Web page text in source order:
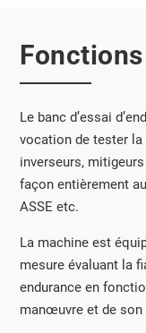
Le banc d’essai
vocation de tester la
inverseurs,
façon entièrement
ASSE etc.
La machine est
mesure évaluant la
endurance en
manœuvre et de son